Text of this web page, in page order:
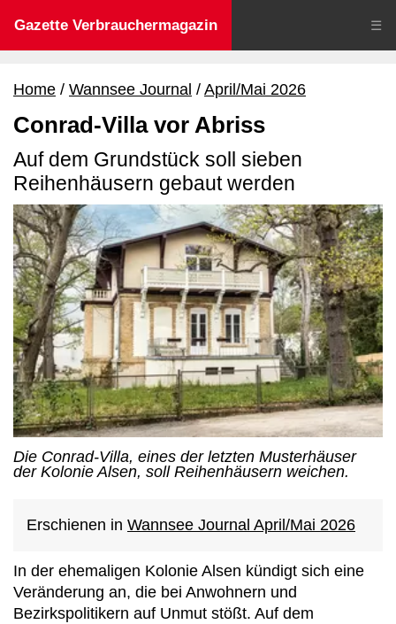
Gazette Verbrauchermagazin ☰
Home Wannsee Journal April/Mai 2026
Conrad-Villa vor Abriss
Auf dem Grundstück soll sieben
Reihenhäusern gebaut werden
Die Conrad-Villa, eines der letzten Musterhäuser
der Kolonie Alsen, soll Reihenhäusern weichen.
Erschienen in Wannsee Journal April/Mai 2026
In der ehemaligen Kolonie Alsen kündigt sich eine
Veränderung an, die bei Anwohnern und
Bezirkspolitikern auf Unmut stößt. Auf dem